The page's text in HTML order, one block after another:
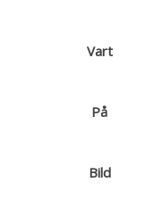
Vart
På
Bild